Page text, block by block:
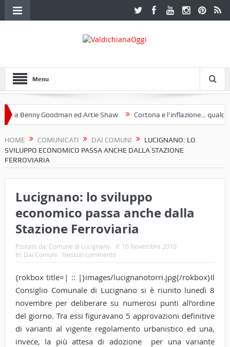
Menu
Benny Goodman ed Artie Shaw Cortona e l’inflazione… qualche
HOME COMUNICATI DAI COMUNI
LUCIGNANO: LO
SVILUPPO ECONOMICO PASSA ANCHE DALLA STAZIONE
FERROVIARIA
Lucignano: lo sviluppo
economico passa anche dalla
Stazione Ferroviaria
Postato da: Comune di Lucignano il: 10 Novembre 2010
In: Dai Comuni Nessun commento
{rokbox title=| :: |}images/lucignanotorri.jpg{/rokbox}Il
Consiglio Comunale di Lucignano si è riunito lunedì 8
novembre per deliberare su numerosi punti all’ordine
del giorno. Tra essi figuravano 5 approvazioni definitive
di varianti al vigente regolamento urbanistico ed una,
invece, la più attesa di adozione per una variante